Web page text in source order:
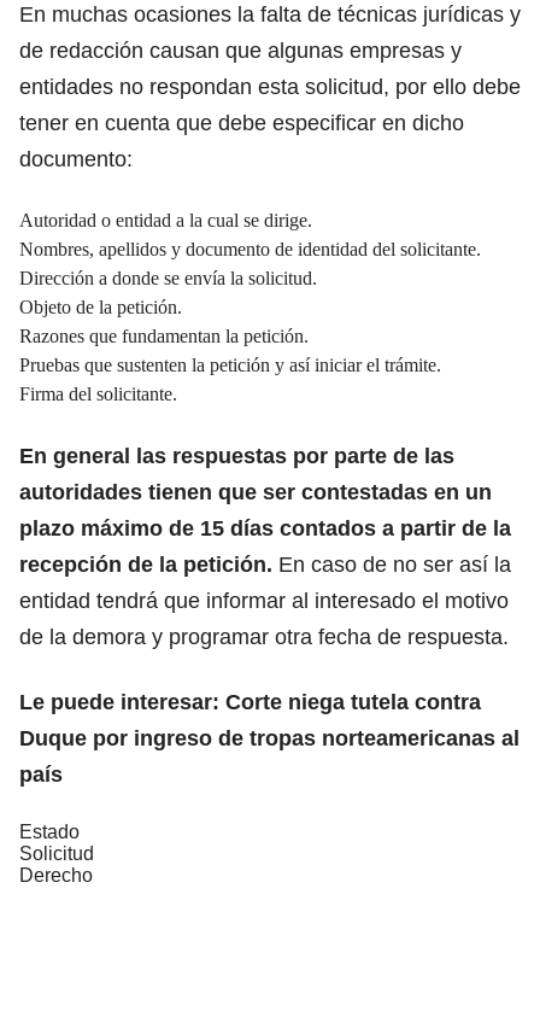
En muchas ocasiones la falta de técnicas jurídicas y
de redacción causan que algunas empresas y
entidades no respondan esta solicitud, por ello debe
tener en cuenta que debe especificar en dicho
documento:
Autoridad o entidad a la cual se dirige.
Nombres, apellidos y documento de identidad del solicitante.
Dirección a donde se envía la solicitud.
Objeto de la petición.
Razones que fundamentan la petición.
Pruebas que sustenten la petición y así iniciar el trámite.
Firma del solicitante.
En general las respuestas por parte de las
autoridades tienen que ser contestadas en un
plazo máximo de 15 días contados a partir de la
recepción de la petición. En caso de no ser así la
entidad tendrá que informar al interesado el motivo
de la demora y programar otra fecha de respuesta.
Le puede interesar: Corte niega tutela contra
Duque por ingreso de tropas norteamericanas al
país
Estado
Solicitud
Derecho